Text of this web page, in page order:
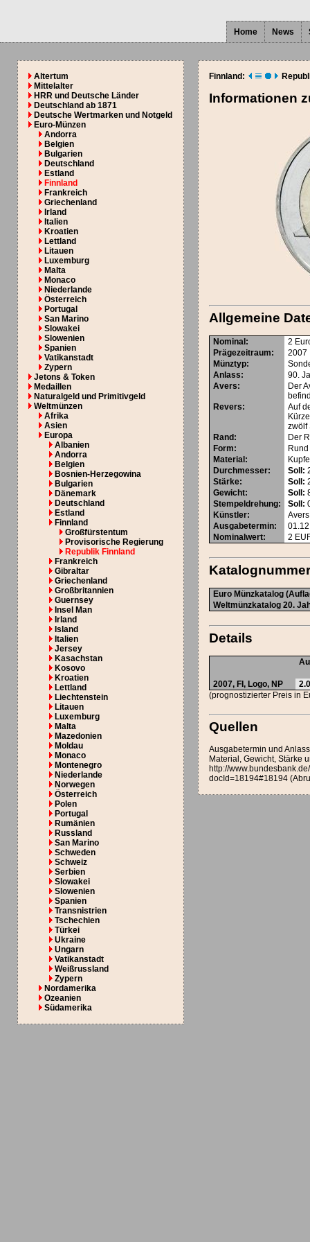
Home News
Altertum
Mittelalter
HRR und Deutsche Länder
Deutschland ab 1871
Deutsche Wertmarken und Notgeld
Euro-Münzen
Andorra
Belgien
Bulgarien
Deutschland
Estland
Finnland
Frankreich
Griechenland
Irland
Italien
Kroatien
Lettland
Litauen
Luxemburg
Malta
Monaco
Niederlande
Österreich
Portugal
San Marino
Slowakei
Slowenien
Spanien
Vatikanstadt
Zypern
Jetons & Token
Medaillen
Naturalgeld und Primitivgeld
Weltmünzen
Afrika
Asien
Europa
Albanien
Andorra
Belgien
Bosnien-Herzegowina
Bulgarien
Dänemark
Deutschland
Estland
Finnland
Großfürstentum
Provisorische Regierung
Republik Finnland
Frankreich
Gibraltar
Griechenland
Großbritannien
Guernsey
Insel Man
Irland
Island
Italien
Jersey
Kasachstan
Kosovo
Kroatien
Lettland
Liechtenstein
Litauen
Luxemburg
Malta
Mazedonien
Moldau
Monaco
Montenegro
Niederlande
Norwegen
Österreich
Polen
Portugal
Rumänien
Russland
San Marino
Schweden
Schweiz
Serbien
Slowakei
Slowenien
Spanien
Transnistrien
Tschechien
Türkei
Ukraine
Ungarn
Vatikanstadt
Weißrussland
Zypern
Nordamerika
Ozeanien
Südamerika
Finnland:
Informationen
Allgemeine
Nominal :
2
Prägezeitraum:
2007
Münztyp:
Anlass:
90.
Avers:
Der
Revers:
Auf
zwölf
Rand :
Der
Form:
Rund
Material :
Durchmesser: Soll:
Stärke: Soll:
Gewicht: Soll:
Stempeldrehung: Soll:
Künstler:
Ausgabetermin:
Nominalwert: 2
Euro Münzkatalog
Weltmünzkatalog 20.
Details
2007, FI, Logo, NP
(prognostizierter Preis in
Quellen
Ausgabetermin und
Material, Gewicht, Stärke
http://
docId=18194#18194